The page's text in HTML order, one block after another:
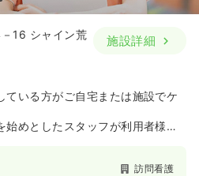
16 シャイン荒
施設詳細
ている方がご自宅または施設でケ
始めとしたスタッフが利用者様の
神疾患などに
訪問看護